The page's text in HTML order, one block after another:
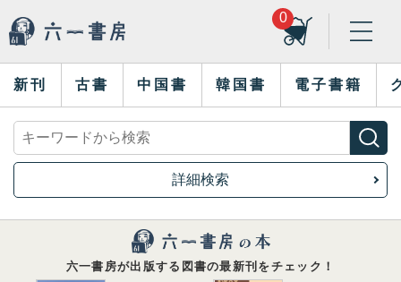
0
新刊 古書 中国書 韓国書 電子書籍
詳細検索
六一書房が出版する図書の最新刊をチェック！